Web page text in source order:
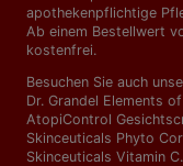
apothekenpflichtige
Ab einem Bestellwert
kostenfrei.
Besuchen Sie auch
Dr. Grandel Elements
AtopiControl
Skinceuticals Phyto
Skinceuticals Vitamin C.